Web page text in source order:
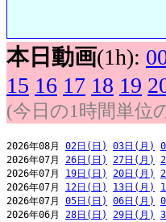
本日動画(1h):
15 16 17 18 19
(今日の1時間単位
2026年08月 02日(日) 03日(月)
2026年07月 26日(日) 27日(月)
2026年07月 19日(日) 20日(月)
2026年07月 12日(日) 13日(月)
2026年07月 05日(日) 06日(月)
2026年06月 28日(日) 29日(月)